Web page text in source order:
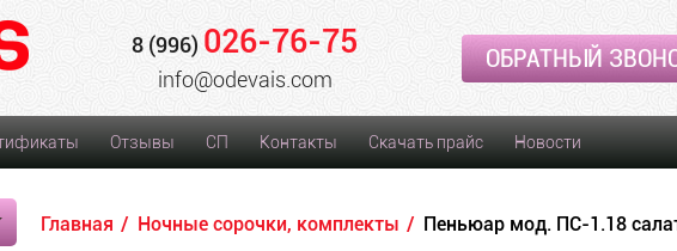
8 (996) 026-76-75
info@odevais.com
ОБРАТНЫЙ
Отзывы СП Контакты Скачать прайс Новости
Главная Ночные сорочки, комплекты Пеньюар мод. ПС-1.18